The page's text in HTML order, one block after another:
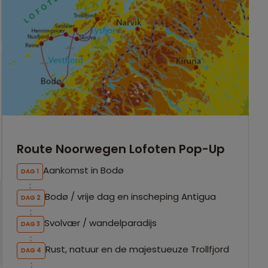
Route Noorwegen Lofoten Pop-Up
DAG 1 Aankomst in Bodø
DAG 2 Bodø / vrije dag en inscheping Antigua
DAG 3 Svolvær / wandelparadijs
DAG 4 Rust, natuur en de majestueuze Trollfjord